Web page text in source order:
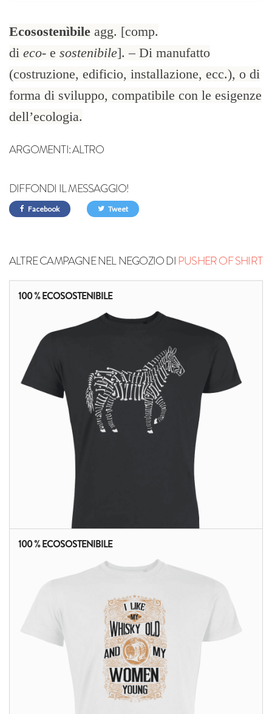
Ecosostenìbile agg. [comp.
di eco- e sostenibile]. – Di manufatto
(costruzione, edificio, installazione, ecc.), o di
forma di sviluppo, compatibile con le esigenze
dell’ecologia.
ARGOMENTI:ALTRO
DIFFONDI IL MESSAGGIO!
Facebook Tweet
ALTRE CAMPAGNE NEL NEGOZIO DIPUSHER OF SHIRT
100 % ECOSOSTENIBILE
100 % ECOSOSTENIBILE